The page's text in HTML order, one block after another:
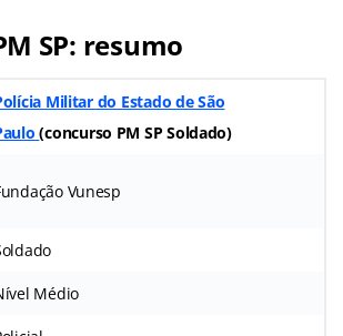
SP: resumo
Militar do Estado de São
(concurso PM SP Soldado)
Vunesp
Médio